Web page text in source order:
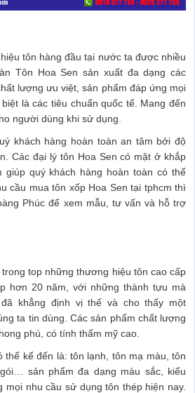
tôn hàng đầu tại nước ta được nhiều
Tôn Hoa Sen sản xuất đa dạng các
lượng ưu việt, sản phẩm đáp ứng mọi
là các tiêu chuẩn quốc tế. Mang đến
người dùng khi sử dụng.
khách hàng hoàn toàn an tâm bởi độ
Các đại lý tôn Hoa Sen có mặt ở khắp
giúp quý khách hàng hoàn toàn có thể
cầu mua tôn xốp Hoa Sen tại tphcm thì
Phúc để xem mẫu, tư vấn và hỗ trợ
trong top những thương hiệu tôn cao cấp
hơn 20 năm, với những thành tựu mà
khẳng định vị thế và cho thấy một
ta tin dùng. Các sản phẩm chất lượng
phú, có tính thẩm mỹ cao.
thể kể đến là: tôn lạnh, tôn mạ màu, tôn
sản phẩm đa dạng màu sắc, kiểu
nhu cầu sử dụng tôn thép hiện nay.